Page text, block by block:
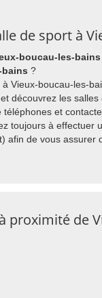
de sport à
boucau-les-bains
?
Vieux-boucau-les-
découvrez les
et
toujours à effectuer
afin de vous assurer
proximité de